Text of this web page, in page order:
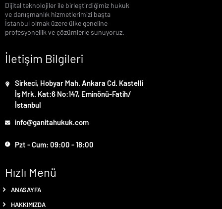
Dijital teknolojiler ile birleştirdiğimiz hukuk
ve danışmanlık hizmetlerimizi başta
İstanbul olmak üzere ülke geneline
profesyonellik ve çözümlerle sunuyoruz.
İletişim Bilgileri
Sirkeci, Hobyar Mah. Ankara Cd. Kastelli
İş Mrk. Kat:6 No:147, Eminönü-Fatih/
İstanbul
info@ganitahukuk.com
Pzt - Cum: 09:00 - 18:00
Hızlı Menü
ANASAYFA
HAKKIMIZDA